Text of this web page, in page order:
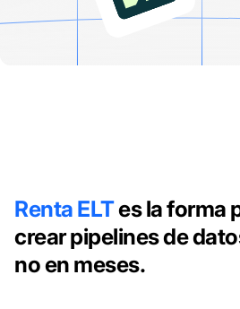
Renta ELTes la forma
crear pipelines de
no en meses.